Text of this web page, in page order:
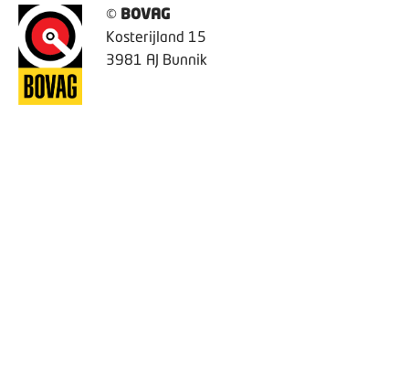
© BOVAG
Kosterijland 15
3981 AJ Bunnik